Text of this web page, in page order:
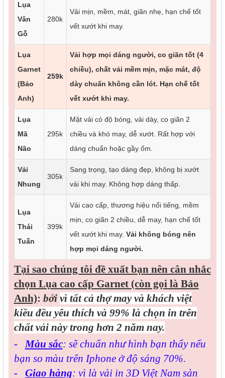
Lụa
Vân
Gỗ
280k
Vải mịn, mềm, mát, giãn nhẹ, hạn chế tốt
vết xướt khi may.
Lụa
Garnet
(Bảo
Anh)
259k
Vải hợp mọi dáng người, co giãn tốt (4
chiều), chất vải mềm mịn, mặc mát, độ
dày chuẩn không cần lót. Hạn chế tốt
vết xướt khi may.
Lụa
Mã
Não
295k
Mặt vải có độ bóng, vải dày, co giãn 2
chiều và khó may, dễ xướt. Rất hợp với
dáng chuẩn hoặc gầy ốm.
Vải
Nhung
305k
Sang trọng, tạo dáng đẹp, không bị xướt
vải khi may. Không hợp dáng thấp.
Lụa
Thái
Tuấn
399k
Vải cao cấp, thương hiệu nổi tiếng, mềm
mịn, co giãn 2 chiều, dễ may, hạn chế tốt
vết xướt khi may. Vải không bóng nên
hợp mọi dáng người.
Tại sao chúng tôi đề xuất bạn nên cân nhắc
chọn Lụa cao cấp Garnet (còn gọi là Bảo
Anh): bởi vì tất cả thợ may và khách việt
kiều đều yêu thích và 99% là chọn in trên
chất vải này trong hơn 2 năm nay.
-Màu sắc: sẽ chuẩn như hình bạn thấy nếu
bạn so màu trên Iphone ở độ sáng 70%.
- Giao hàng: vì là vải in 3D Việt Nam sản